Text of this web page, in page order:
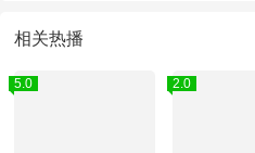
相关热播
5.0 2.0